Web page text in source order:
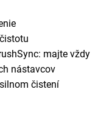
majte vždy
nástavcov
čistení